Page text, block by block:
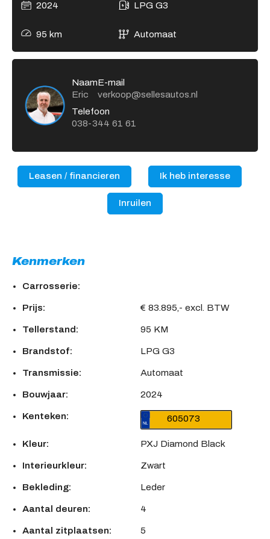
2024 LPG G3
95 km Automaat
Naam
Eric
E-mail
verkoop@sellesautos.nl
Telefoon
038-344 61 61
Leasen / financieren Ik heb interesse
Inruilen
Kenmerken
Carrosserie:
Prijs: € 83.895,- excl. BTW
Tellerstand: 95 KM
Brandstof: LPG G3
Transmissie: Automaat
Bouwjaar: 2024
Kenteken: 605073
Kleur: PXJ Diamond Black
Interieurkleur: Zwart
Bekleding: Leder
Aantal deuren: 4
Aantal zitplaatsen: 5